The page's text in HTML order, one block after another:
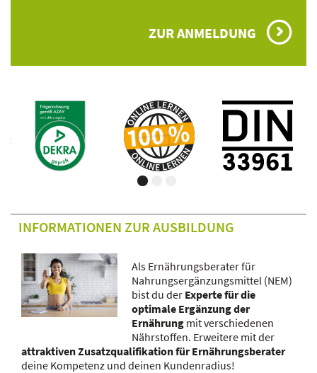
ZUR ANMELDUNG
INFORMATIONEN ZUR AUSBILDUNG
Als Ernährungsberater für
Nahrungsergänzungsmittel (NEM)
bist du der Experte für die
optimale Ergänzung der
Ernährungmit verschiedenen
Nährstoffen. Erweitere mit der
attraktiven Zusatzqualifikation für Ernährungsberater
deine Kompetenz und deinen Kundenradius!